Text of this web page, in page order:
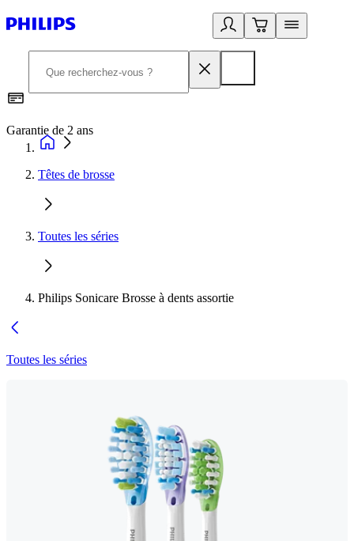
Garantie de 2 ans
Têtes de brosse
Toutes les séries
Philips Sonicare Brosse à dents assortie
Toutes les séries